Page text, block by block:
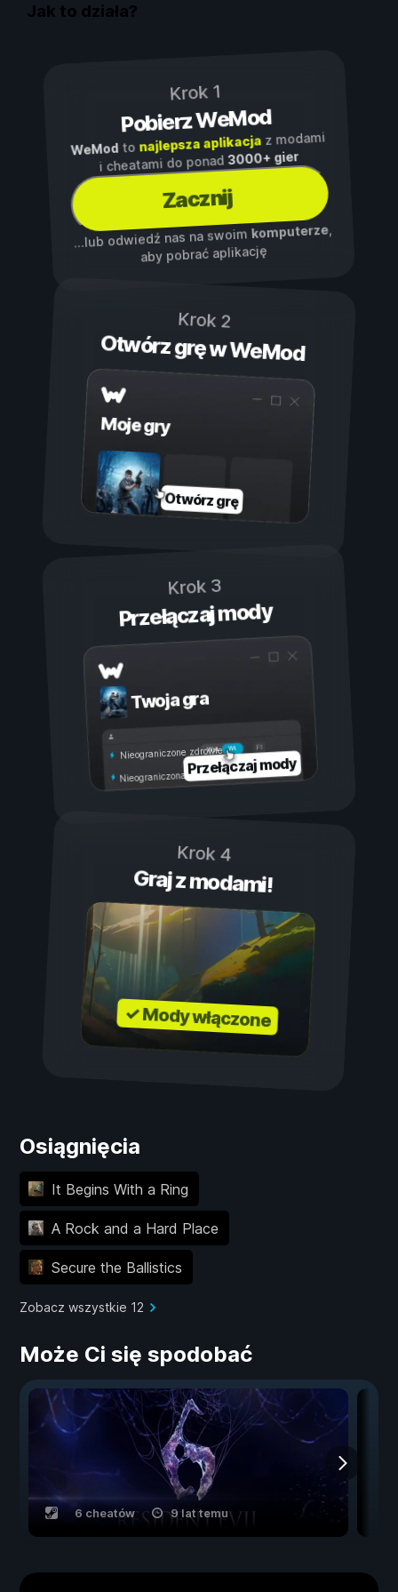
Jak to działa?
Krok 1
Pobierz WeMod
WeModto najlepsza aplikacjaz modami
i cheatami do ponad3000+ gier
Zacznij
...lub odwiedź nas na swoim komputerze,
aby pobrać aplikację
Krok 2
Otwórz grę w WeMod
Moje gry
Otwórz grę
Krok 3
Przełączaj mody
Twoja gra
Wł.
Wył.
Nieograniczone zdrowie
Nieograniczona wytrzymałość
Przełączaj mody
Krok 4
Graj z modami!
✓ Mody włączone
Osiągnięcia
It Begins With a Ring
A Rock and a Hard Place
Secure the Ballistics
Zobacz wszystkie 12
Może Ci się spodobać
6 cheatów 9 lat temu